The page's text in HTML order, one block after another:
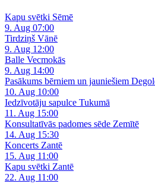
Kapu svētki Sēmē
9. Aug 07:00
Tirdziņš Vānē
9. Aug 12:00
Balle Vecmokās
9. Aug 14:00
Pasākums bērniem un jauniešiem
10. Aug 10:00
Iedzīvotāju sapulce Tukumā
11. Aug 15:00
Konsultatīvās padomes sēde Zemītē
14. Aug 15:30
Koncerts Zantē
15. Aug 11:00
Kapu svētki Zantē
22. Aug 11:00